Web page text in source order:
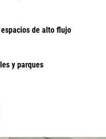
de alto flujo
y parques